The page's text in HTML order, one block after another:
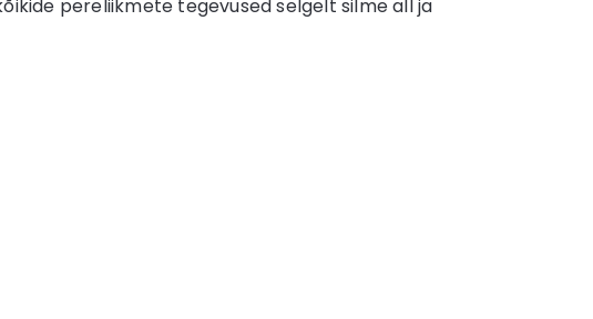
pereliikmete tegevused selgelt silme all ja